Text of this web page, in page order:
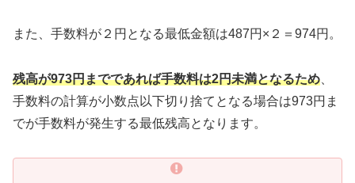
また、手数料が２円となる最低金額は487円×２＝974円。
残高が973円までであれば手数料は2円未満となるため
手数料の計算が小数点以下切り捨てとなる場合は973円ま
でが手数料が発生する最低残高となります。